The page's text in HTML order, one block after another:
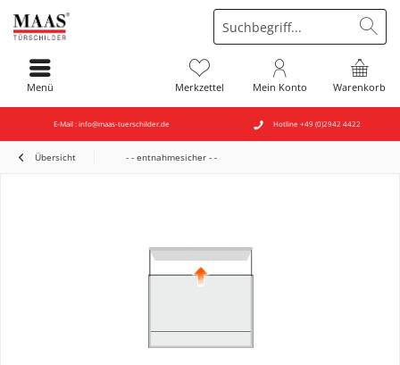
E-Mail : info@maas-tuerschilder.de Hotline +49 (0)2942 4422
Warenkorb
Merkzettel Mein Konto
Menü
Übersicht - - entnahmesicher - -